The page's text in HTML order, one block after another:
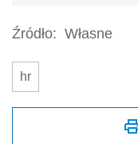
Źródło: Własne
hr